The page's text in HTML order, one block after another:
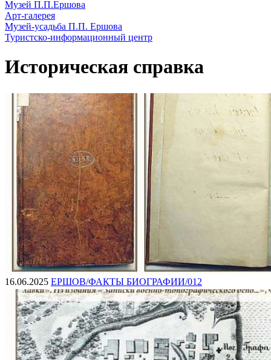
Музей П.П.Ершова
Арт-галерея
Музей-усадьба П.П. Ершова
Туристско-информационный центр
Историческая справка
16.06.2025 ЕРШОВ/ФАКТЫ БИОГРАФИИ/012